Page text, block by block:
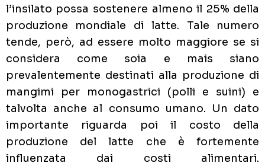
l’insilato possa sostenere almeno il 25% della
produzione mondiale di latte. Tale numero
tende, però, ad essere molto maggiore se si
considera come soia e mais siano
prevalentemente destinati alla produzione di
mangimi per monogastrici (polli e suini) e
talvolta anche al consumo umano. Un dato
importante riguarda poi il costo della
produzione del latte che è fortemente
influenzata dai costi alimentari.